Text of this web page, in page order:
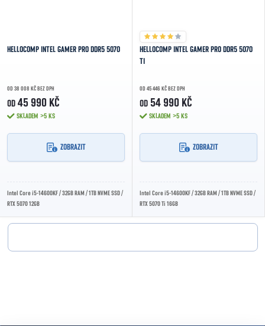
HELLOCOMP INTEL GAMER PRO DDR5 5070
OD 38 008 KČ BEZ DPH
OD 45 990 KČ
SKLADEM >5 KS
ZOBRAZIT
Intel Core i5-14600KF / 32GB RAM / 1TB NVME SSD /
RTX 5070 12GB
HELLOCOMP INTEL GAMER PRO DDR5 5070
TI
OD 45 446 KČ BEZ DPH
OD 54 990 KČ
SKLADEM >5 KS
ZOBRAZIT
Intel Core i5-14600KF / 32GB RAM / 1TB NVME SSD /
RTX 5070 Ti 16GB